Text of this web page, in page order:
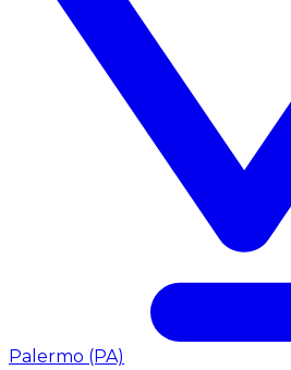
Palermo (PA)